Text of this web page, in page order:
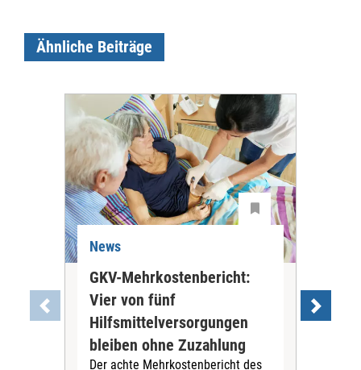
Ähnliche Beiträge
News
GKV-Mehrkostenbericht:
Vier von fünf
Hilfsmittelversorgungen
bleiben ohne Zuzahlung
Der achte Mehrkostenbericht des